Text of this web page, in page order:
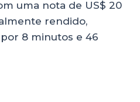
uma nota de US$ 20
rendido,
8 minutos e 46